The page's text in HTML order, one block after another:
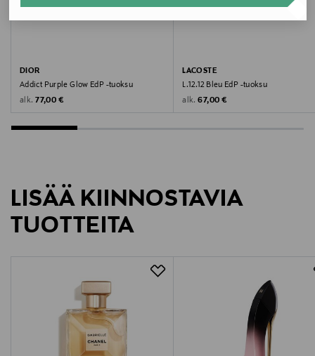
Valmistusmaa
Valmistajan tuotenumero
LC014A03
Valmistaja
Valmistajan osoite
23 rue de Provence, 75009 Paris, France
hajuvesi, naisten tuoksu, Lacoste tuoksu,
kukkaistuoksu, elegantti tuoksu, Lacoste
DIOR
Addict Purple Glow EdP -tuoksu
alk. Original Price
77,00 €
LACOSTE
L.12.12 Bleu EdP -tuoksu
alk. Original Price
67,00 €
LISÄÄ KIINNOSTAVIA
TUOTTEITA